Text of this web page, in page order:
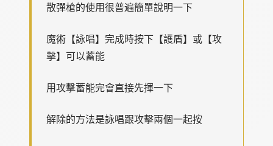
散彈槍的使用很普遍簡單說明一下
魔術【詠唱】完成時按下【護盾】或【攻
擊】可以蓄能
用攻擊蓄能完會直接先揮一下
解除的方法是詠唱跟攻擊兩個一起按